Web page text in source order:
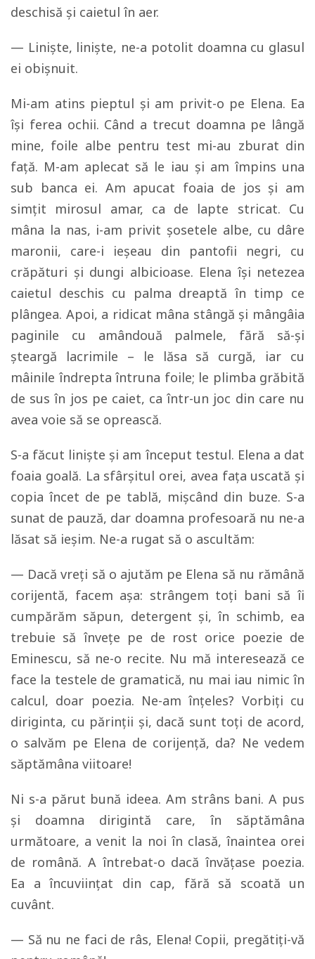
deschisă şi caietul în aer.
— Linişte, linişte, ne-a potolit doamna cu glasul
ei obişnuit.
Mi-am atins pieptul şi am privit-o pe Elena. Ea
îşi ferea ochii. Când a trecut doamna pe lângă
mine, foile albe pentru test mi-au zburat din
faţă. M-am aplecat să le iau şi am împins una
sub banca ei. Am apucat foaia de jos şi am
simţit mirosul amar, ca de lapte stricat. Cu
mâna la nas, i-am privit şosetele albe, cu dâre
maronii, care-i ieşeau din pantofii negri, cu
crăpături şi dungi albicioase. Elena îşi netezea
caietul deschis cu palma dreaptă în timp ce
plângea. Apoi, a ridicat mâna stângă şi mângâia
paginile cu amândouă palmele, fără să-şi
şteargă lacrimile – le lăsa să curgă, iar cu
mâinile îndrepta întruna foile; le plimba grăbită
de sus în jos pe caiet, ca într-un joc din care nu
avea voie să se oprească.
S-a făcut linişte şi am început testul. Elena a dat
foaia goală. La sfârșitul orei, avea faţa uscată şi
copia încet de pe tablă, mişcând din buze. S-a
sunat de pauză, dar doamna profesoară nu ne-a
lăsat să ieşim. Ne-a rugat să o ascultăm:
— Dacă vreţi să o ajutăm pe Elena să nu rămână
corijentă, facem aşa: strângem toţi bani să îi
cumpărăm săpun, detergent şi, în schimb, ea
trebuie să înveţe pe de rost orice poezie de
Eminescu, să ne-o recite. Nu mă interesează ce
face la testele de gramatică, nu mai iau nimic în
calcul, doar poezia. Ne-am înţeles? Vorbiţi cu
diriginta, cu părinţii şi, dacă sunt toţi de acord,
o salvăm pe Elena de corijenţă, da? Ne vedem
săptămâna viitoare!
Ni s-a părut bună ideea. Am strâns bani. A pus
şi doamna dirigintă care, în săptămâna
următoare, a venit la noi în clasă, înaintea orei
de română. A întrebat-o dacă învăţase poezia.
Ea a încuviinţat din cap, fără să scoată un
cuvânt.
— Să nu ne faci de râs, Elena! Copii, pregătiţi-vă